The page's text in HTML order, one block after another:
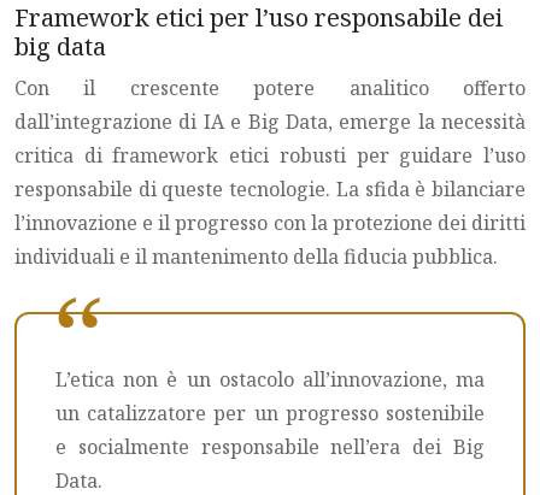
Framework etici per l’uso responsabile dei
big data
Con il crescente potere analitico offerto
dall’integrazione di IA e Big Data, emerge la necessità
critica di framework etici robusti per guidare l’uso
responsabile di queste tecnologie. La sfida è bilanciare
l’innovazione e il progresso con la protezione dei diritti
individuali e il mantenimento della fiducia pubblica.
L’etica non è un ostacolo all’innovazione, ma
un catalizzatore per un progresso sostenibile
e socialmente responsabile nell’era dei Big
Data.